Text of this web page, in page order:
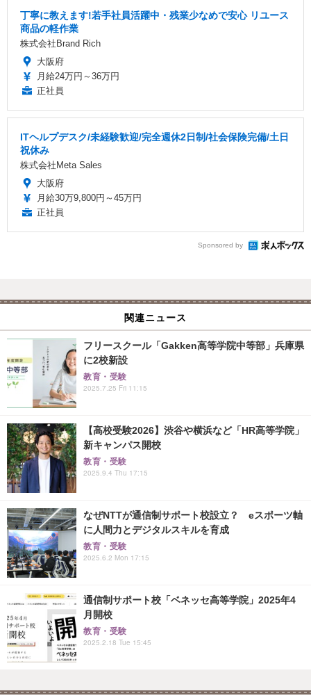
丁寧に教えます!若手社員活躍中・残業少なめで安心 リユース
商品の軽作業
株式会社Brand Rich
大阪府
月給24万円～36万円
正社員
ITヘルプデスク/未経験歓迎/完全週休2日制/社会保険完備/土日
祝休み
株式会社Meta Sales
大阪府
月給30万9,800円～45万円
正社員
Sponsored by
関連ニュース
フリースクール「Gakken高等学院中等部」兵庫県
に2校新設
教育・受験
2025.7.25 Fri 11:15
【高校受験2026】渋谷や横浜など「HR高等学院」
新キャンパス開校
教育・受験
2025.9.4 Thu 17:15
なぜNTTが通信制サポート校設立？ eスポーツ軸
に人間力とデジタルスキルを育成
教育・受験
2025.6.2 Mon 17:15
通信制サポート校「ベネッセ高等学院」2025年4
月開校
教育・受験
2025.2.18 Tue 15:45